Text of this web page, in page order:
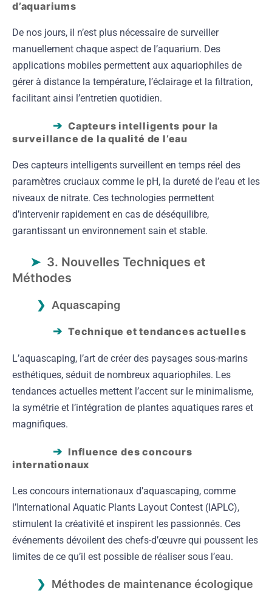
d’aquariums
De nos jours, il n’est plus nécessaire de surveiller
manuellement chaque aspect de l’aquarium. Des
applications mobiles permettent aux aquariophiles de
gérer à distance la température, l’éclairage et la filtration,
facilitant ainsi l’entretien quotidien.
Capteurs intelligents pour la
surveillance de la qualité de l’eau
Des capteurs intelligents surveillent en temps réel des
paramètres cruciaux comme le pH, la dureté de l’eau et les
niveaux de nitrate. Ces technologies permettent
d’intervenir rapidement en cas de déséquilibre,
garantissant un environnement sain et stable.
3. Nouvelles Techniques et
Méthodes
Aquascaping
Technique et tendances actuelles
L’aquascaping, l’art de créer des paysages sous-marins
esthétiques, séduit de nombreux aquariophiles. Les
tendances actuelles mettent l’accent sur le minimalisme,
la symétrie et l’intégration de plantes aquatiques rares et
magnifiques.
Influence des concours
internationaux
Les concours internationaux d’aquascaping, comme
l’International Aquatic Plants Layout Contest (IAPLC),
stimulent la créativité et inspirent les passionnés. Ces
événements dévoilent des chefs-d’œuvre qui poussent les
limites de ce qu’il est possible de réaliser sous l’eau.
Méthodes de maintenance écologique